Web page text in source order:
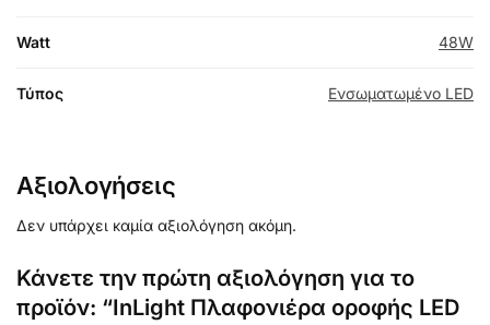
Watt 48W
Τύπος Ενσωματωμένο LED
Αξιολογήσεις
Δεν υπάρχει καμία αξιολόγηση ακόμη.
Κάνετε την πρώτη αξιολόγηση για το
προϊόν: “InLight Πλαφονιέρα οροφής LED